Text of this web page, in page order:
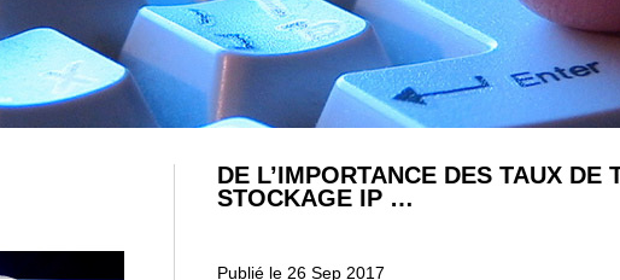
DE L’IMPORTANCE DES TAUX DE
STOCKAGE IP …
Publié le 26 Sep 2017